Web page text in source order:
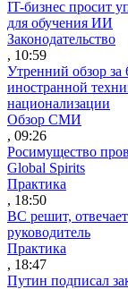
IT-бизнес просит
для обучения ИИ
Законодательство
, 10:59
Утренний обзор за
иностранной
национализации
Обзор СМИ
, 09:26
Росимущество
Global Spirits
Практика
, 18:50
ВС решит,
руководитель
Практика
, 18:47
Путин подписал